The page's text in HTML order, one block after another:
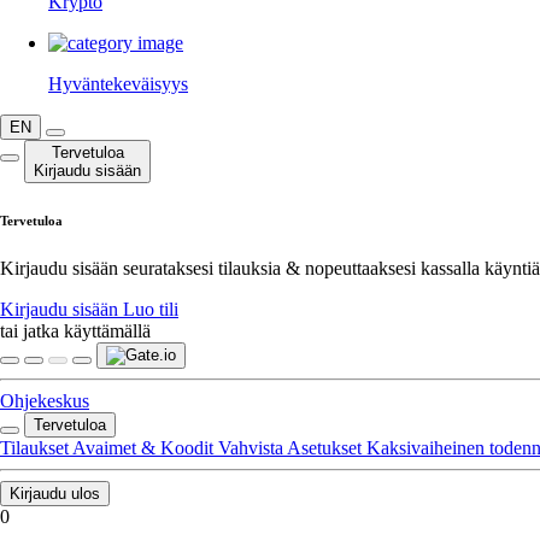
Hyväntekeväisyys
EN
Tervetuloa
Kirjaudu sisään
Tervetuloa
Kirjaudu sisään seurataksesi tilauksia & nopeuttaaksesi kassalla
Kirjaudu sisään Luo tili
tai jatka käyttämällä
Ohjekeskus
Tervetuloa
Tilaukset Avaimet & Koodit Vahvista Asetukset Kaksivaiheinen
Kirjaudu ulos
0